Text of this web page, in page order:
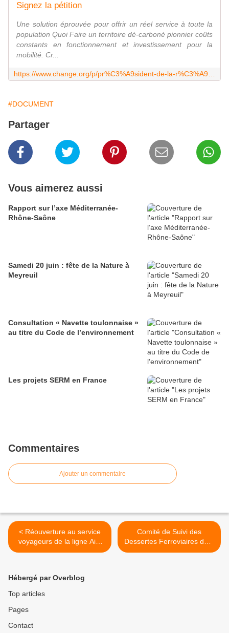
Signez la pétition
Une solution éprouvée pour offrir un réel service à toute la
population Quoi Faire un territoire dé-carboné pionnier coûts
constants en fonctionnement et investissement pour la
mobilité. Cr...
#DOCUMENT
Partager
Vous aimerez aussi
Rapport sur l’axe Méditerranée-
Rhône-Saône
Samedi 20 juin : fête de la Nature à
Meyreuil
Consultation « Navette toulonnaise »
au titre du Code de l’environnement
Les projets SERM en France
Commentaires
Ajouter un commentaire
< Réouverture au service
voyageurs de la ligne Aix-
Rognac : de bonnes
Comité de Suivi des
Dessertes Ferroviaires du 8
mars 2023 >
Hébergé par Overblog
Top articles
Pages
Contact